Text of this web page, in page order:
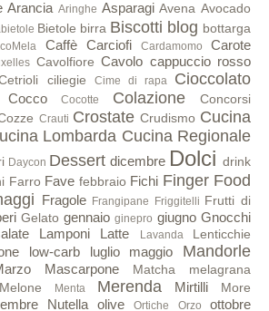
Arancia Aringhe Asparagi Avena Avocado
Bietole birra Biscotti blog bottarga
Caffè Carciofi Cardamomo Carote
Cavolfiore Cavolo cappuccio rosso
ciliegie Cime di rapa Cioccolato
Cocco Cocotte Colazione Concorsi
Crauti Crostate Crudismo Cucina
Lombarda Cucina Regionale
Daycon Dessert dicembre Dolci drink
Farro Fave febbraio Fichi Finger Food
Fragole Frangipane Friggitelli Frutti di
Gelato gennaio ginepro giugno Gnocchi
Lamponi Latte Lavanda Lenticchie
low-carb luglio maggio Mandorle
Mascarpone Matcha melagrana
Melone Menta Merenda Mirtilli More
Nutella olive Ortiche Orzo
ottobre